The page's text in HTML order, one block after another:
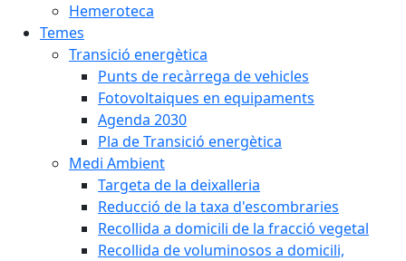
Hemeroteca
Temes
Transició energètica
Punts de recàrrega de vehicles
Fotovoltaiques en equipaments
Agenda 2030
Pla de Transició energètica
Medi Ambient
Targeta de la deixalleria
Reducció de la taxa d'escombraries
Recollida a domicili de la fracció vegetal
Recollida de voluminosos a domicili,